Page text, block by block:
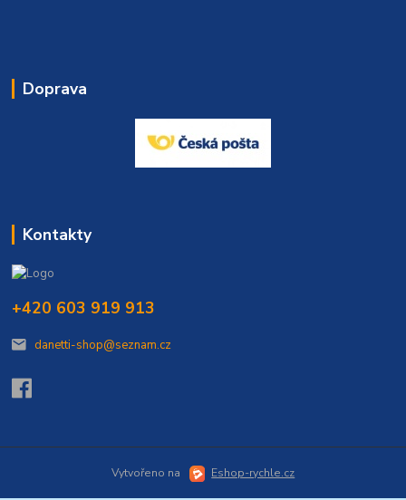
Doprava
Kontakty
+420 603 919 913
danetti-shop@seznam.cz
Vytvořeno na Eshop-rychle.cz